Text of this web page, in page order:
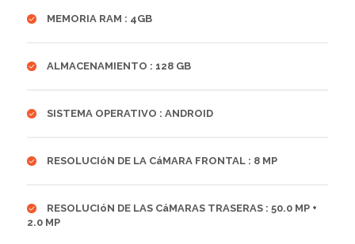
MEMORIA RAM : 4GB
ALMACENAMIENTO : 128 GB
SISTEMA OPERATIVO : ANDROID
RESOLUCIóN DE LA CáMARA FRONTAL : 8 MP
RESOLUCIóN DE LAS CáMARAS TRASERAS : 50.0 MP +
2.0 MP